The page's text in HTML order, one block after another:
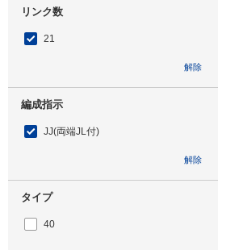
リンク数
21
解除
編成指示
JJ(両端JL付)
解除
タイプ
40